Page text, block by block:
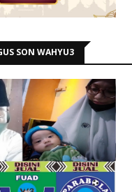
SON WAHYU3